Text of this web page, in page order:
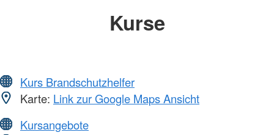
Kurse
Kurs Brandschutzhelfer
Karte: Link zur Google Maps Ansicht
Kursangebote